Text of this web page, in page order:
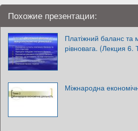
Похожие презентации:
Платіжний баланс та
рівновага. (Лекция 6.
Міжнародна